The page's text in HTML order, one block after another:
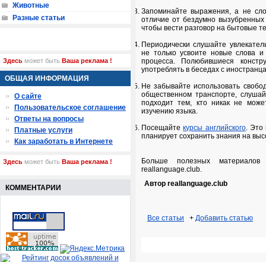
Запоминайте выражения, а не
отличие от бездумно
чтобы вести разговор на бытовые
Периодически слушайте
не только усвоите новые слова
процесса. Полюбившиеся
употреблять в беседах с
Не забывайте использовать
общественном транспорте,
подходит тем, кто никак не
изучению языка.
Посещайтекурсы английского. Это
планирует сохранить знания на
Больше полезных
reallanguage.club.
Автор reallanguage.club
Все статьи + Добавить статью
Животные
Разные статьи
Здесь может быть Ваша реклама !
ОБЩАЯ ИНФОРМАЦИЯ
О сайте
Пользовательское соглашение
Ответы на вопросы
Платные услуги
Как заработать в Интернете
Здесь может быть Ваша реклама !
КОММЕНТАРИИ